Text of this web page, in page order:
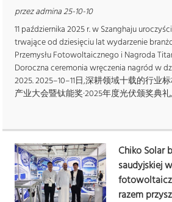
przez admina 25-10-10
11 października 2025 r. w Szanghaju
trwające od dziesięciu lat wydarzenie
Przemysłu Fotowoltaicznego i Nagroda
Doroczna ceremonia wręczenia nagród w
2025. 2025–10–11日,深耕领域十载的行
产业大会暨钛能奖·2025年度光伏颁奖典礼
Chiko Solar
saudyjskiej
razem